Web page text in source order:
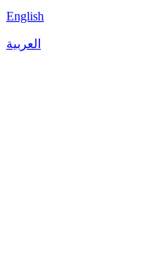
English
العربية